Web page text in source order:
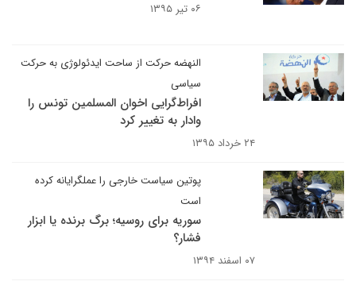
۰۶ تیر ۱۳۹۵
النهضه حرکت از ساحت ایدئولوژی به حرکت
سیاسی
افراط‌گرایی اخوان المسلمین تونس را
وادار به تغییر کرد
۲۴ خرداد ۱۳۹۵
پوتین سیاست خارجی را عملگرایانه کرده
است
سوریه برای روسیه؛ برگ برنده یا ابزار
فشار؟
۰۷ اسفند ۱۳۹۴